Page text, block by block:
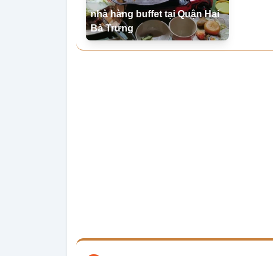
nhà hàng buffet tại Quận Hai
Bà Trưng